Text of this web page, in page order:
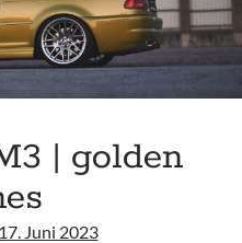
| golden
17. Juni 2023